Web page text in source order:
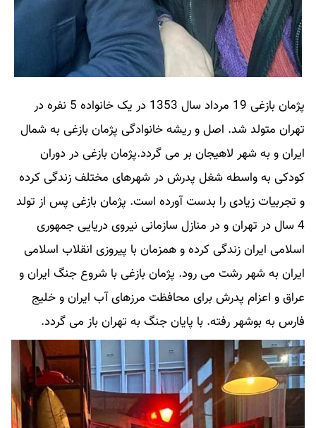
پژمان بازغی
19 مرداد سال 1353 در یک خانواده 5 نفره در
تهران متولد شد. اصل و ریشه خانوادگی پژمان بازغی به شمال
ایران و به شهر لاهیجان بر می گردد.پژمان بازغیدر دوران
کودکی به واسطه شغل پدرش در شهرهای مختلف زندگی کرده
و تجربیات زیادی را بدست آورده است. پژمان بازغی پس از تولد
4 سال در تهران و در منازل سازمانی نیروی دریایی جمهوری
اسلامی ایران زندگی کرده و همزمان با پیروزی انقلاب اسلامی
ایران به شهر رشت می رود. پژمان بازغی با شروع جنگ ایران و
عراق و اعزام پدرش برای محافظت مرزهای آب ایران و خلیج
فارس به بوشهر رفته. با پایان جنگ به تهران باز می گردد.